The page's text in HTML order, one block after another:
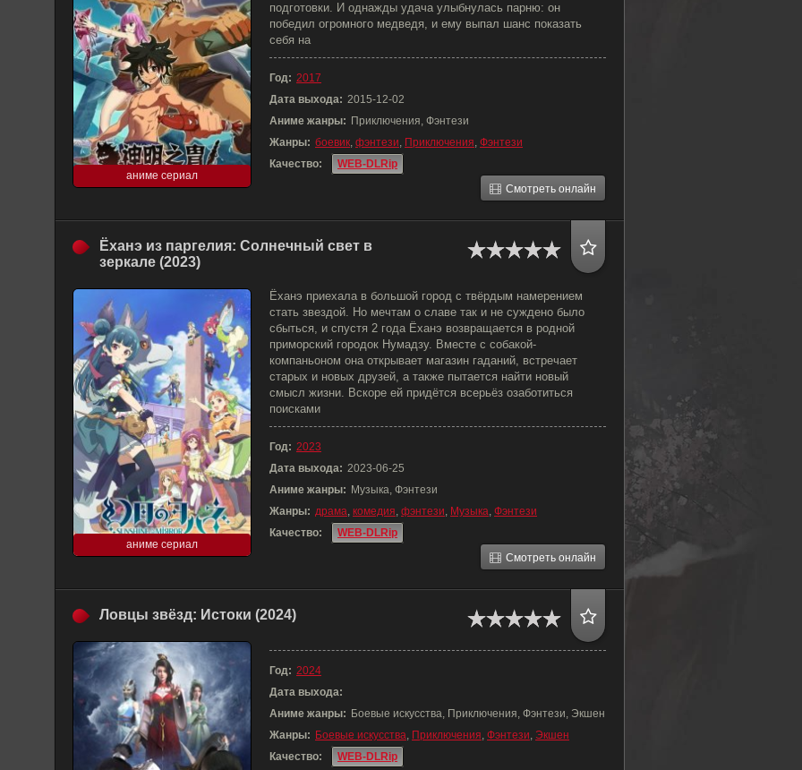
аниме сериал
подготовки. И однажды удача улыбнулась парню: он
победил огромного медведя, и ему выпал шанс показать
себя на
Год: 2017
Дата выхода: 2015-12-02
Аниме жанры: Приключения, Фэнтези
Жанры: боевик, фэнтези, Приключения, Фэнтези
Качество:
WEB-DLRip
Смотреть онлайн
Ёханэ из паргелия: Солнечный свет в
зеркале (2023)
аниме сериал
Ёханэ приехала в большой город с твёрдым намерением
стать звездой. Но мечтам о славе так и не суждено было
сбыться, и спустя 2 года Ёханэ возвращается в родной
приморский городок Нумадзу. Вместе с собакой-
компаньоном она открывает магазин гаданий, встречает
старых и новых друзей, а также пытается найти новый
смысл жизни. Вскоре ей придётся всерьёз озаботиться
поисками
Год: 2023
Дата выхода: 2023-06-25
Аниме жанры: Музыка, Фэнтези
Жанры: драма, комедия, фэнтези, Музыка, Фэнтези
Качество:
WEB-DLRip
Смотреть онлайн
Ловцы звёзд: Истоки (2024)
Год: 2024
Дата выхода:
Аниме жанры: Боевые искусства, Приключения, Фэнтези, Экшен
Жанры: Боевые искусства, Приключения, Фэнтези, Экшен
Качество:
WEB-DLRip